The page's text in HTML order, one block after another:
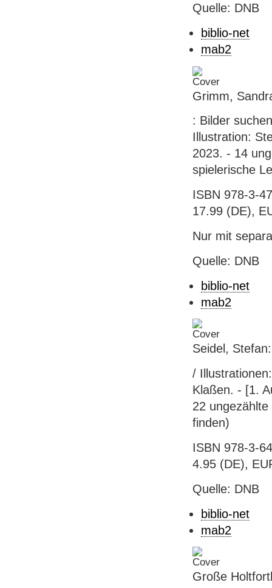
Quelle: DNB
biblio-net
mab2
Grimm,
: Bilder
Illustration:
2023. - 14
spielerische
ISBN 978-3-
17.99 (DE),
Nur mit
Quelle: DNB
biblio-net
mab2
Seidel,
/
Klaßen. - [1.
22
finden)
ISBN 978-3-
4.95 (DE),
Quelle: DNB
biblio-net
mab2
Große